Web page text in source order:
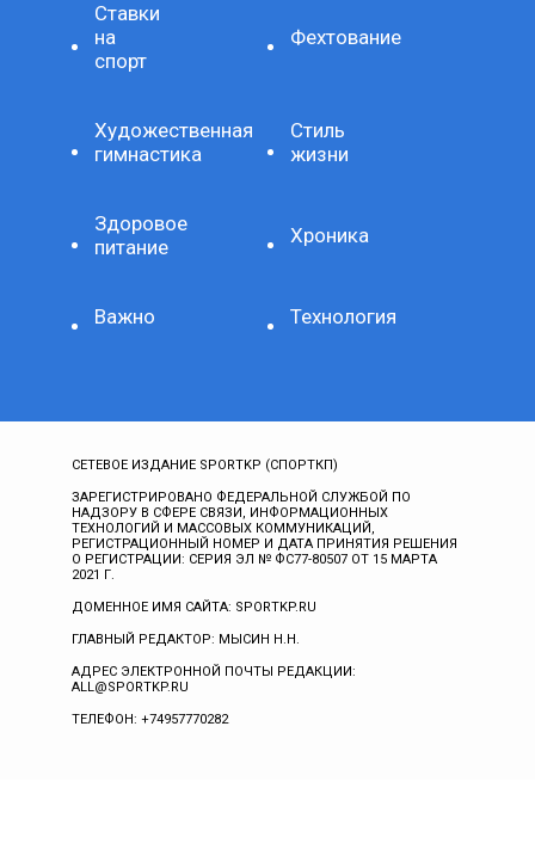
Ставки
на
спорт
Фехтование
Художественная
гимнастика
Стиль
жизни
Здоровое
питание
Хроника
Важно Технология
СЕТЕВОЕ ИЗДАНИЕ SPORTKP (СПОРТКП)
ЗАРЕГИСТРИРОВАНО ФЕДЕРАЛЬНОЙ СЛУЖБОЙ ПО
НАДЗОРУ В СФЕРЕ СВЯЗИ, ИНФОРМАЦИОННЫХ
ТЕХНОЛОГИЙ И МАССОВЫХ КОММУНИКАЦИЙ,
РЕГИСТРАЦИОННЫЙ НОМЕР И ДАТА ПРИНЯТИЯ РЕШЕНИЯ
О РЕГИСТРАЦИИ: СЕРИЯ ЭЛ № ФС77-80507 ОТ 15 МАРТА
2021 Г.
ДОМЕННОЕ ИМЯ САЙТА: SPORTKP.RU
ГЛАВНЫЙ РЕДАКТОР: МЫСИН Н.Н.
АДРЕС ЭЛЕКТРОННОЙ ПОЧТЫ РЕДАКЦИИ:
ALL@SPORTKP.RU
ТЕЛЕФОН: +74957770282